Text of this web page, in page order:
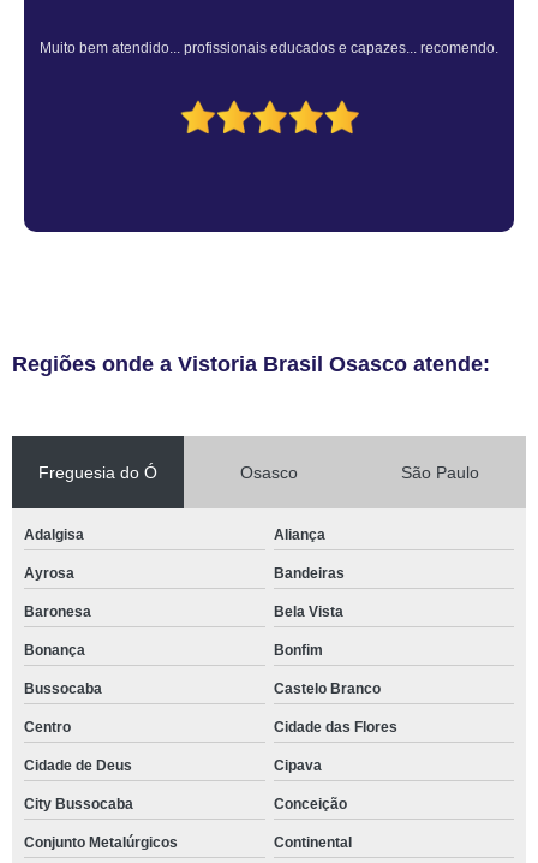
Atendimento Rápido e Eficiente pelo consultor.
Regiões onde a Vistoria Brasil Osasco atende:
Freguesia do Ó Osasco São Paulo
Adalgisa Aliança
Ayrosa Bandeiras
Baronesa Bela Vista
Bonança Bonfim
Bussocaba Castelo Branco
Centro Cidade das Flores
Cidade de Deus Cipava
City Bussocaba Conceição
Conjunto Metalúrgicos Continental